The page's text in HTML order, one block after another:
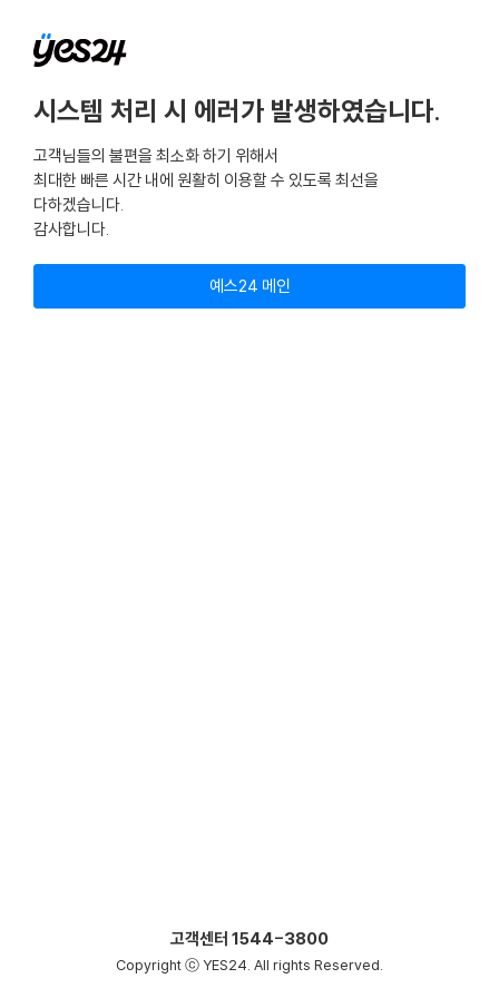
시스템 처리 시 에러가 발생하였습니다.
고객님들의 불편을 최소화 하기 위해서
최대한 빠른 시간 내에 원활히 이용할 수 있도록 최선을
다하겠습니다.
감사합니다.
예스24 메인
고객센터 1544-3800
Copyright ⓒ YES24. All rights Reserved.